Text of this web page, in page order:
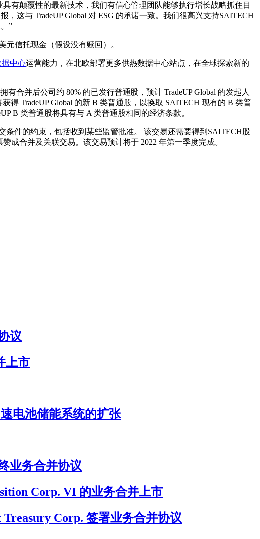
有颠覆性的最新技术，我们有信心管理团队能够执行增长战略抓住目
这与 TradeUP Global 对 ESG 的承诺一致。我们很高兴支持SAITECH
”
元信托现金（假设没有赎回）。
据中心运营能力，在北欧部署更多供热数据中心站点，在全球探索新的
合并后公司约 80% 的已发行普通股，预计 TradeUP Global 的发起人
得 TradeUP Global 的新 B 类普通股，以换取 SAITECH 现有的 B 类普
B 类普通股将具有与 A 类普通股相同的经济条款。
条件的约束，包括收到某些监管批准。 该交易还需要得到SAITECH股
成合并及关联交易。该交易预计将于 2022 年第一季度完成。
议
上市
电池储能系统的扩张
业务合并协议
Corp. VI 的业务合并上市
Corp. 签署业务合并协议